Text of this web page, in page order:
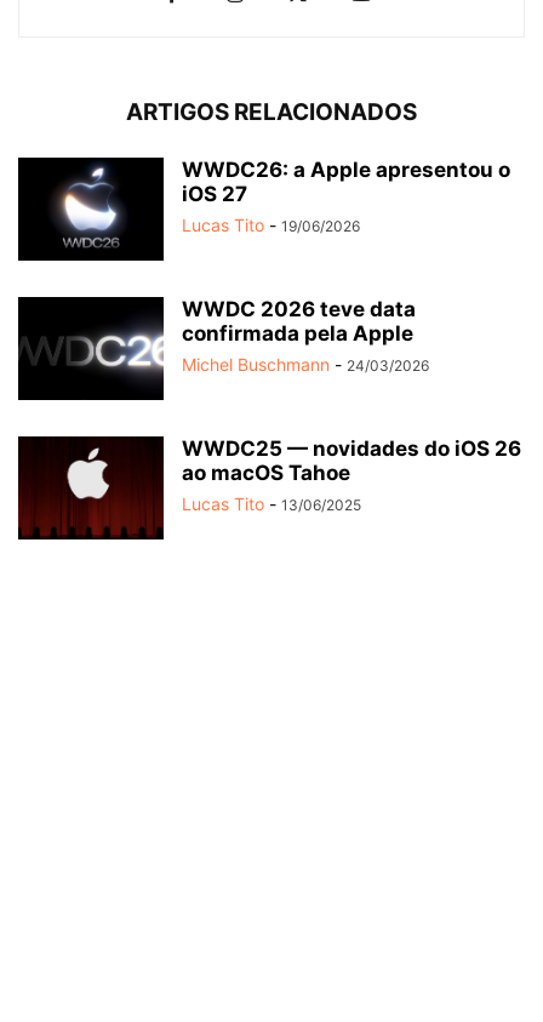
ARTIGOS RELACIONADOS
WWDC26: a Apple apresentou o
iOS 27
Lucas Tito - 19/06/2026
WWDC 2026 teve data
confirmada pela Apple
Michel Buschmann - 24/03/2026
WWDC25 — novidades do iOS 26
ao macOS Tahoe
Lucas Tito - 13/06/2025